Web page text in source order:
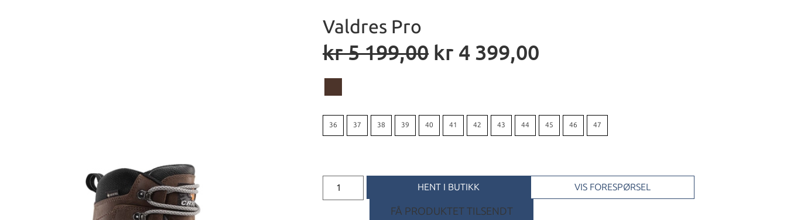
Valdres Pro
kr5 199,00 kr 4 399,00
36 37 38 39 40 41 42 43 44 45 46 47
HENT I BUTIKK VIS FORESPØRSEL
FÅ PRODUKTET TILSENDT